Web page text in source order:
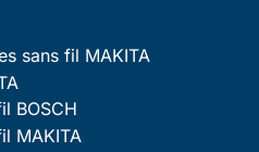
sans fil MAKITA
BOSCH
MAKITA